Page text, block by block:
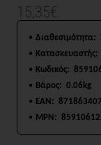
15,35€
Διαθεσιμότητα:
Κατασκευαστής:
Κωδικός:
Βάρος: 0.06kg
EAN:
MPN: